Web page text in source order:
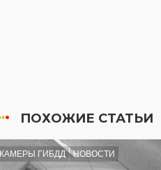
ПОХОЖИЕ СТАТЬИ
КАМЕРЫ ГИБДД НОВОСТИ